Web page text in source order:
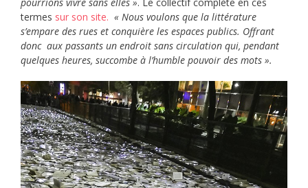
termes sur son site. « Nous voulons que la littérature
s’empare des rues et conquière les espaces publics. Offrant
donc aux passants un endroit sans circulation qui, pendant
quelques heures, succombe à l’humble pouvoir des mots ».